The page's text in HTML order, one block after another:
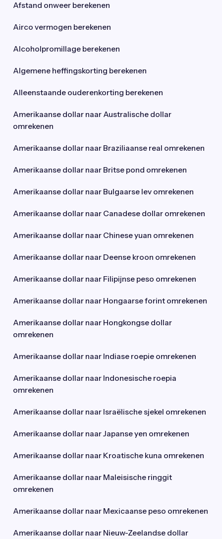
Afstand onweer berekenen
Airco vermogen berekenen
Alcoholpromillage berekenen
Algemene heffingskorting berekenen
Alleenstaande ouderenkorting berekenen
Amerikaanse dollar naar Australische dollar
omrekenen
Amerikaanse dollar naar Braziliaanse real omrekenen
Amerikaanse dollar naar Britse pond omrekenen
Amerikaanse dollar naar Bulgaarse lev omrekenen
Amerikaanse dollar naar Canadese dollar omrekenen
Amerikaanse dollar naar Chinese yuan omrekenen
Amerikaanse dollar naar Deense kroon omrekenen
Amerikaanse dollar naar Filipijnse peso omrekenen
Amerikaanse dollar naar Hongaarse forint omrekenen
Amerikaanse dollar naar Hongkongse dollar
omrekenen
Amerikaanse dollar naar Indiase roepie omrekenen
Amerikaanse dollar naar Indonesische roepia
omrekenen
Amerikaanse dollar naar Israëlische sjekel omrekenen
Amerikaanse dollar naar Japanse yen omrekenen
Amerikaanse dollar naar Kroatische kuna omrekenen
Amerikaanse dollar naar Maleisische ringgit
omrekenen
Amerikaanse dollar naar Mexicaanse peso omrekenen
Amerikaanse dollar naar Nieuw-Zeelandse dollar